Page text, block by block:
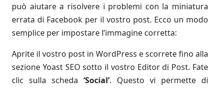
può aiutare a risolvere i problemi con la miniatura
errata di Facebook per il vostro post. Ecco un modo
semplice per impostare l’immagine corretta:
Aprite il vostro post in WordPress e scorrete fino alla
sezione Yoast SEO sotto il vostro Editor di Post. Fate
clic sulla scheda ‘Social’. Questo vi permette di